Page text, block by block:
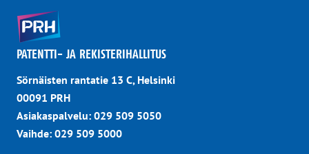
PATENTTI- JA REKISTERIHALLITUS
Sörnäisten rantatie 13 C, Helsinki
00091 PRH
Asiakaspalvelu: 029 509 5050
Vaihde: 029 509 5000